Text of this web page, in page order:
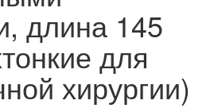
длина 145
для
хирургии)